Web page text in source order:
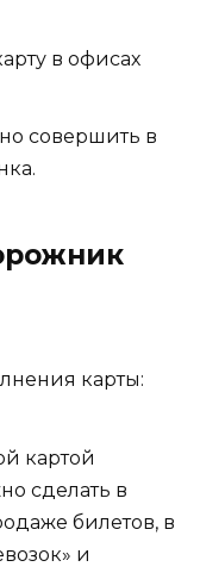
в офисах
совершить в
карты:
картой
сделать в
билетов, в
и